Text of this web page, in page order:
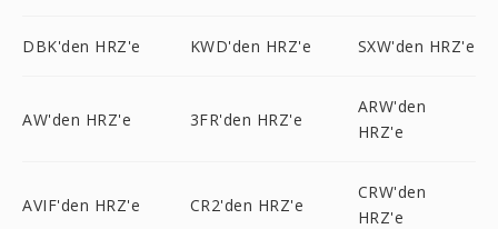
DBK'den HRZ'e KWD'den HRZ'e SXW'den HRZ'e
AW'den HRZ'e 3FR'den HRZ'e
ARW'den
HRZ'e
AVIF'den HRZ'e CR2'den HRZ'e
CRW'den
HRZ'e